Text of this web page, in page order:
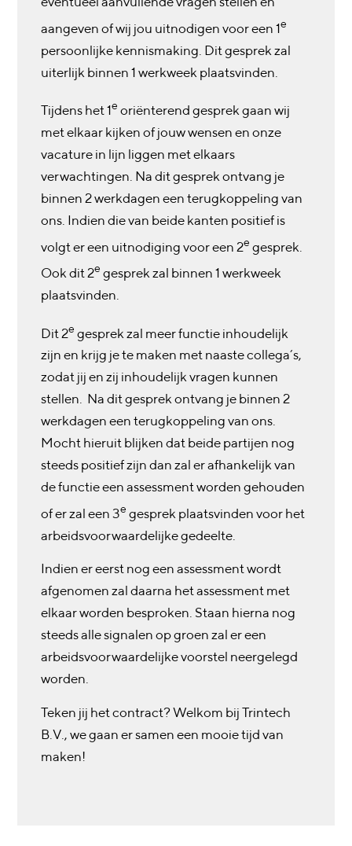
aangeven of wij jou uitnodigen voor een 1e
persoonlijke kennismaking. Dit gesprek zal
uiterlijk binnen 1 werkweek plaatsvinden.
Tijdens het 1e oriënterend gesprek gaan wij
met elkaar kijken of jouw wensen en onze
vacature in lijn liggen met elkaars
verwachtingen. Na dit gesprek ontvang je
binnen 2 werkdagen een terugkoppeling van
ons. Indien die van beide kanten positief is
volgt er een uitnodiging voor een 2e gesprek.
Ook dit 2e gesprek zal binnen 1 werkweek
plaatsvinden.
Dit 2e gesprek zal meer functie inhoudelijk
zijn en krijg je te maken met naaste collega’s,
zodat jij en zij inhoudelijk vragen kunnen
stellen. Na dit gesprek ontvang je binnen 2
werkdagen een terugkoppeling van ons.
Mocht hieruit blijken dat beide partijen nog
steeds positief zijn dan zal er afhankelijk van
de functie een assessment worden gehouden
of er zal een 3e gesprek plaatsvinden voor het
arbeidsvoorwaardelijke gedeelte.
Indien er eerst nog een assessment wordt
afgenomen zal daarna het assessment met
elkaar worden besproken. Staan hierna nog
steeds alle signalen op groen zal er een
arbeidsvoorwaardelijke voorstel neergelegd
worden.
Teken jij het contract? Welkom bij Trintech
B.V., we gaan er samen een mooie tijd van
maken!